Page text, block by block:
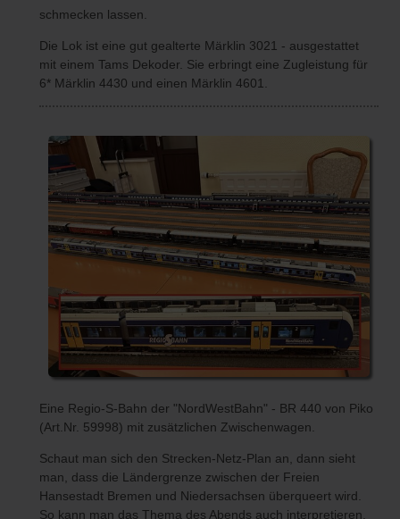
schmecken lassen.
Die Lok ist eine gut gealterte Märklin 3021 - ausgestattet
mit einem Tams Dekoder. Sie erbringt eine Zugleistung für
6* Märklin 4430 und einen Märklin 4601.
Eine Regio-S-Bahn der "NordWestBahn" - BR 440 von Piko
(Art.Nr. 59998) mit zusätzlichen Zwischenwagen.
Schaut man sich den Strecken-Netz-Plan an, dann sieht
man, dass die Ländergrenze zwischen der Freien
Hansestadt Bremen und Niedersachsen überqueert wird.
So kann man das Thema des Abends auch interpretieren.